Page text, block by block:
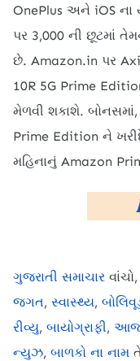
OnePlus અને iOS ના
પર 3,000 ની છૂટમાં
છે. Amazon.in પર
10R 5G Prime
મેળવી શકાશે.
Prime Edition ને
મહિનાનું Amazon
ગુજરાતી સમાચાર વાંચો,
જગત, સ્વાસ્થ્ય,
રીવ્યુ, બાયોગ્રાફી,
ન્યુઝ, બાળકો ના નામ